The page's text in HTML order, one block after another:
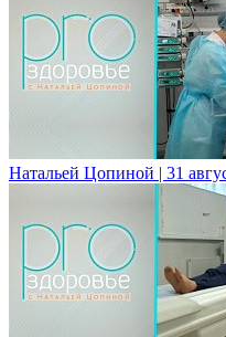
Натальей Цопиной | 31